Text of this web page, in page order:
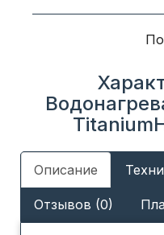
Описание
Отзывов (0)